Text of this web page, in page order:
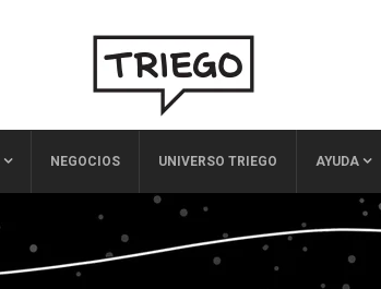
NEGOCIOS UNIVERSO TRIEGO AYUDA